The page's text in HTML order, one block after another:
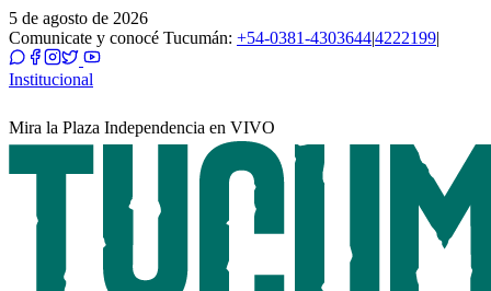
5 de agosto de 2026
Comunicate y conocé Tucumán: +54-0381-4303644|4222199|
Institucional
Mira la Plaza Independencia en VIVO